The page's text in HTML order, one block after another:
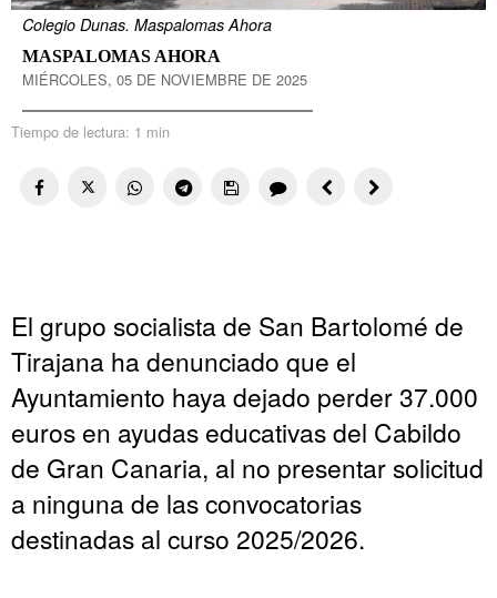
Colegio Dunas. Maspalomas Ahora
MASPALOMAS AHORA
MIÉRCOLES, 05 DE NOVIEMBRE DE 2025
Tiempo de lectura: 1 min
El grupo socialista de San Bartolomé de
Tirajana ha denunciado que el
Ayuntamiento haya dejado perder 37.000
euros en ayudas educativas del Cabildo
de Gran Canaria, al no presentar solicitud
a ninguna de las convocatorias
destinadas al curso 2025/2026.